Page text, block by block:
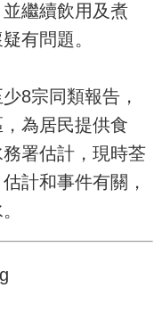
繼續飲用及煮
有問題。
8宗同類報告，
為居民提供食
署估計，現時荃
計和事件有關，